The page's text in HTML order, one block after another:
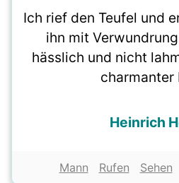
Ich rief den Teufel und
ihn mit
hässlich und nicht
charmanter
Heinrich
Mann Rufen Sehen